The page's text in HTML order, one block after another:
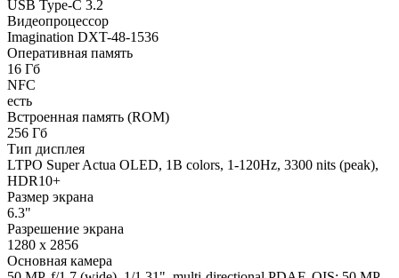
USB Type-C 3.2
Видеопроцессор
Imagination DXT-48-1536
Оперативная память
16 Гб
NFC
есть
Встроенная память (ROM)
256 Гб
Тип дисплея
LTPO Super Actua OLED, 1B colors, 1-120Hz, 3300 nits (peak),
HDR10+
Размер экрана
6.3"
Разрешение экрана
1280 x 2856
Основная камера